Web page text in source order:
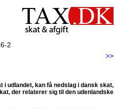
2
>>
i udlandet, kan få nedslag i dansk skat,
der relaterer sig til den udenlandske